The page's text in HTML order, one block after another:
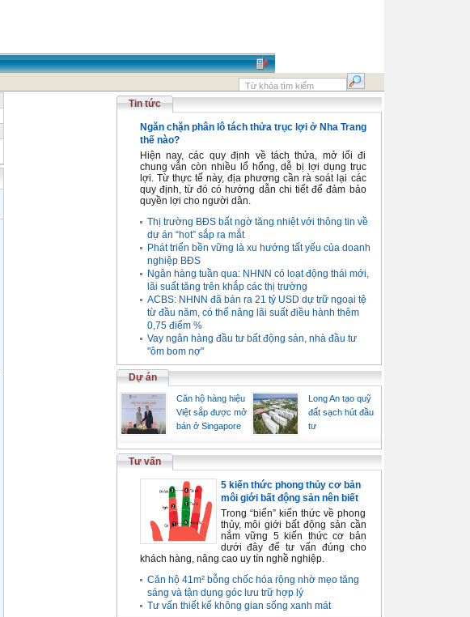
Tin tức
Ngăn chặn phân lô tách thửa trục lợi ở Nha Trang
thế nào?
Hiện nay, các quy định về tách thửa, mở lối đi
chung vẫn còn nhiều lổ hổng, dễ bị lợi dụng trục
lợi. Từ thực tế này, địa phương cần rà soát lại các
quy định, từ đó có hướng dẫn chi tiết để đảm bảo
quyền lợi cho người dân.
Thị trường BĐS bất ngờ tăng nhiệt với thông tin về
dự án “hot” sắp ra mắt
Phát triển bền vững là xu hướng tất yếu của doanh
nghiệp BĐS
Ngân hàng tuần qua: NHNN có loạt động thái mới,
lãi suất tăng trên khắp các thị trường
ACBS: NHNN đã bán ra 21 tỷ USD dự trữ ngoại tệ
từ đầu năm, có thể nâng lãi suất điều hành thêm
0,75 điểm %
Vay ngân hàng đầu tư bất động sản, nhà đầu tư
"ôm bom nợ"
Dự án
Căn hộ hàng hiệu
Việt sắp được mở
bán ở Singapore
Long An tạo quỹ
đất sạch hút đầu
tư
Tư vấn
5 kiến thức phong thủy cơ bản
môi giới bất động sản nên biết
Trong “biển” kiến thức về phong
thủy, môi giới bất động sản cần
nắm vững 5 kiến thức cơ bản
dưới đây để tư vấn đúng cho
khách hàng, nâng cao uy tín nghề nghiệp.
Căn hộ 41m² bỗng chốc hóa rộng nhờ mẹo tăng
sáng và tận dụng góc lưu trữ hợp lý
Tư vấn thiết kế không gian sống xanh mát